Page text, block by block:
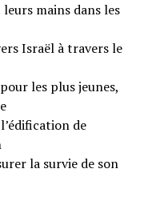
mains dans les
Israël à travers le
les plus jeunes,
de
la survie de son